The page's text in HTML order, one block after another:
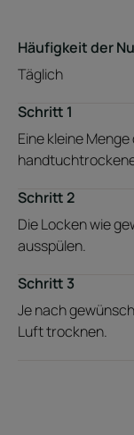
Häufigkeit der
Täglich
Schritt 1
Eine kleine
Schritt 2
Die Locken wie
ausspülen.
Schritt 3
Je nach
Luft trocknen.